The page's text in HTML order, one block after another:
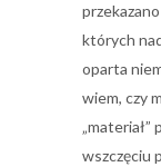
których
oparta
wiem, czy
„materiał”
wszczęciu